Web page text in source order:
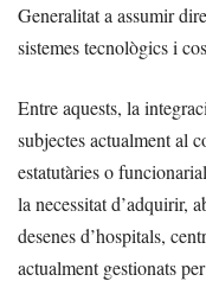
Generalitat a assumir
sistemes tecnològics i
Entre aquests, la
subjectes actualment al
estatutàries o
la necessitat d’adquirir,
desenes d’hospitals,
actualment gestionats